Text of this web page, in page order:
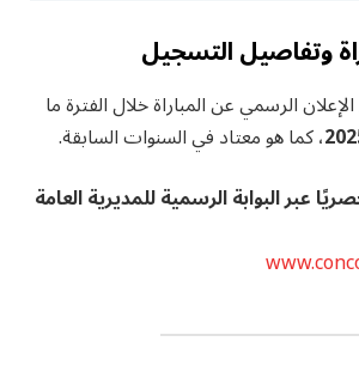
وتفاصيل التسجيل
الرسمي عن المباراة خلال الفترة ما
، كما هو معتاد في السنوات السابقة.
عبر البوابة الرسمية للمديرية العامة